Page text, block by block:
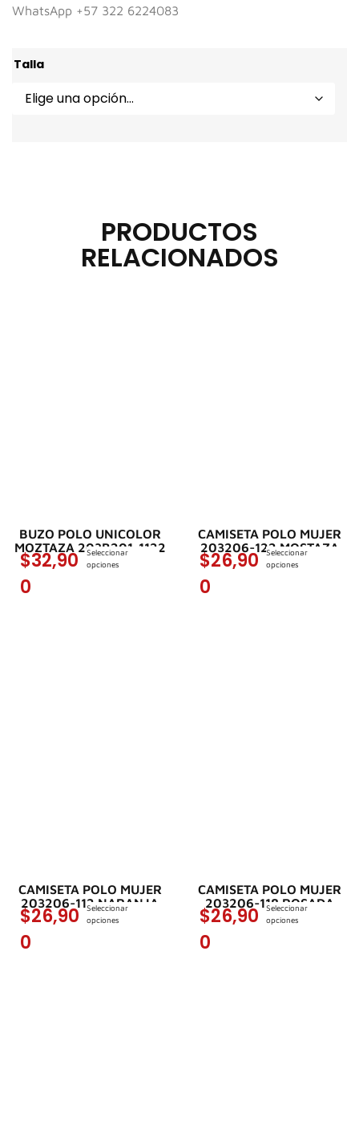
WhatsApp +57 322 6224083
Talla
PRODUCTOS
RELACIONADOS
BUZO POLO UNICOLOR
MOZTAZA 203B201-1122
$32,90
0
Seleccionar
opciones
CAMISETA POLO MUJER
203206-122 MOSTAZA
$26,90
0
Seleccionar
opciones
CAMISETA POLO MUJER
203206-112 NARANJA
$26,90
0
Seleccionar
opciones
CAMISETA POLO MUJER
203206-118 ROSADA
$26,90
0
Seleccionar
opciones